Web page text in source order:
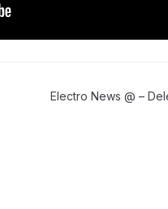
Electro News @ –